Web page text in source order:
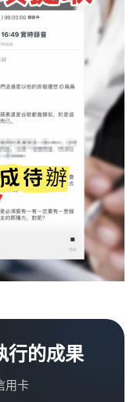
行的成果
用卡